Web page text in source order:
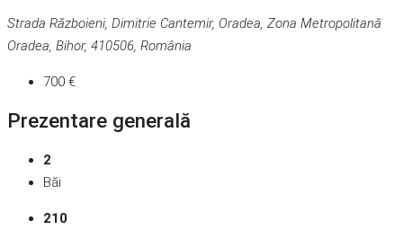
Strada Războieni, Dimitrie Cantemir, Oradea, Zona Metropolitană
Oradea, Bihor, 410506, România
700 €
Prezentare generală
2
Băi
210